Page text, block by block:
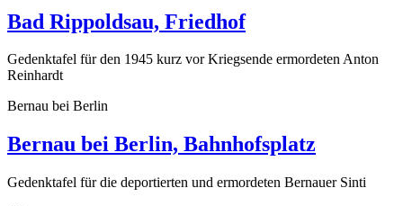
Bad Rippoldsau, Friedhof
Gedenktafel für den 1945 kurz vor Kriegsende ermordeten Anton
Reinhardt
Bernau bei Berlin
Bernau bei Berlin, Bahnhofsplatz
Gedenktafel für die deportierten und ermordeten Bernauer Sinti